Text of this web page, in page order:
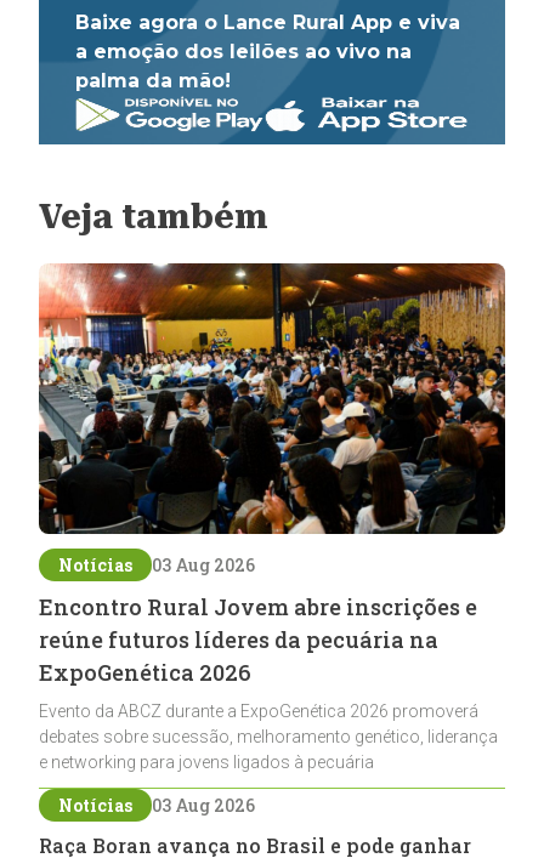
Baixe agora o Lance Rural App e viva
a emoção dos leilões ao vivo na
palma da mão!
Veja também
Notícias 03 Aug 2026
Encontro Rural Jovem abre inscrições e
reúne futuros líderes da pecuária na
ExpoGenética 2026
Evento da ABCZ durante a ExpoGenética 2026 promoverá
debates sobre sucessão, melhoramento genético, liderança
e networking para jovens ligados à pecuária
Notícias 03 Aug 2026
Raça Boran avança no Brasil e pode ganhar